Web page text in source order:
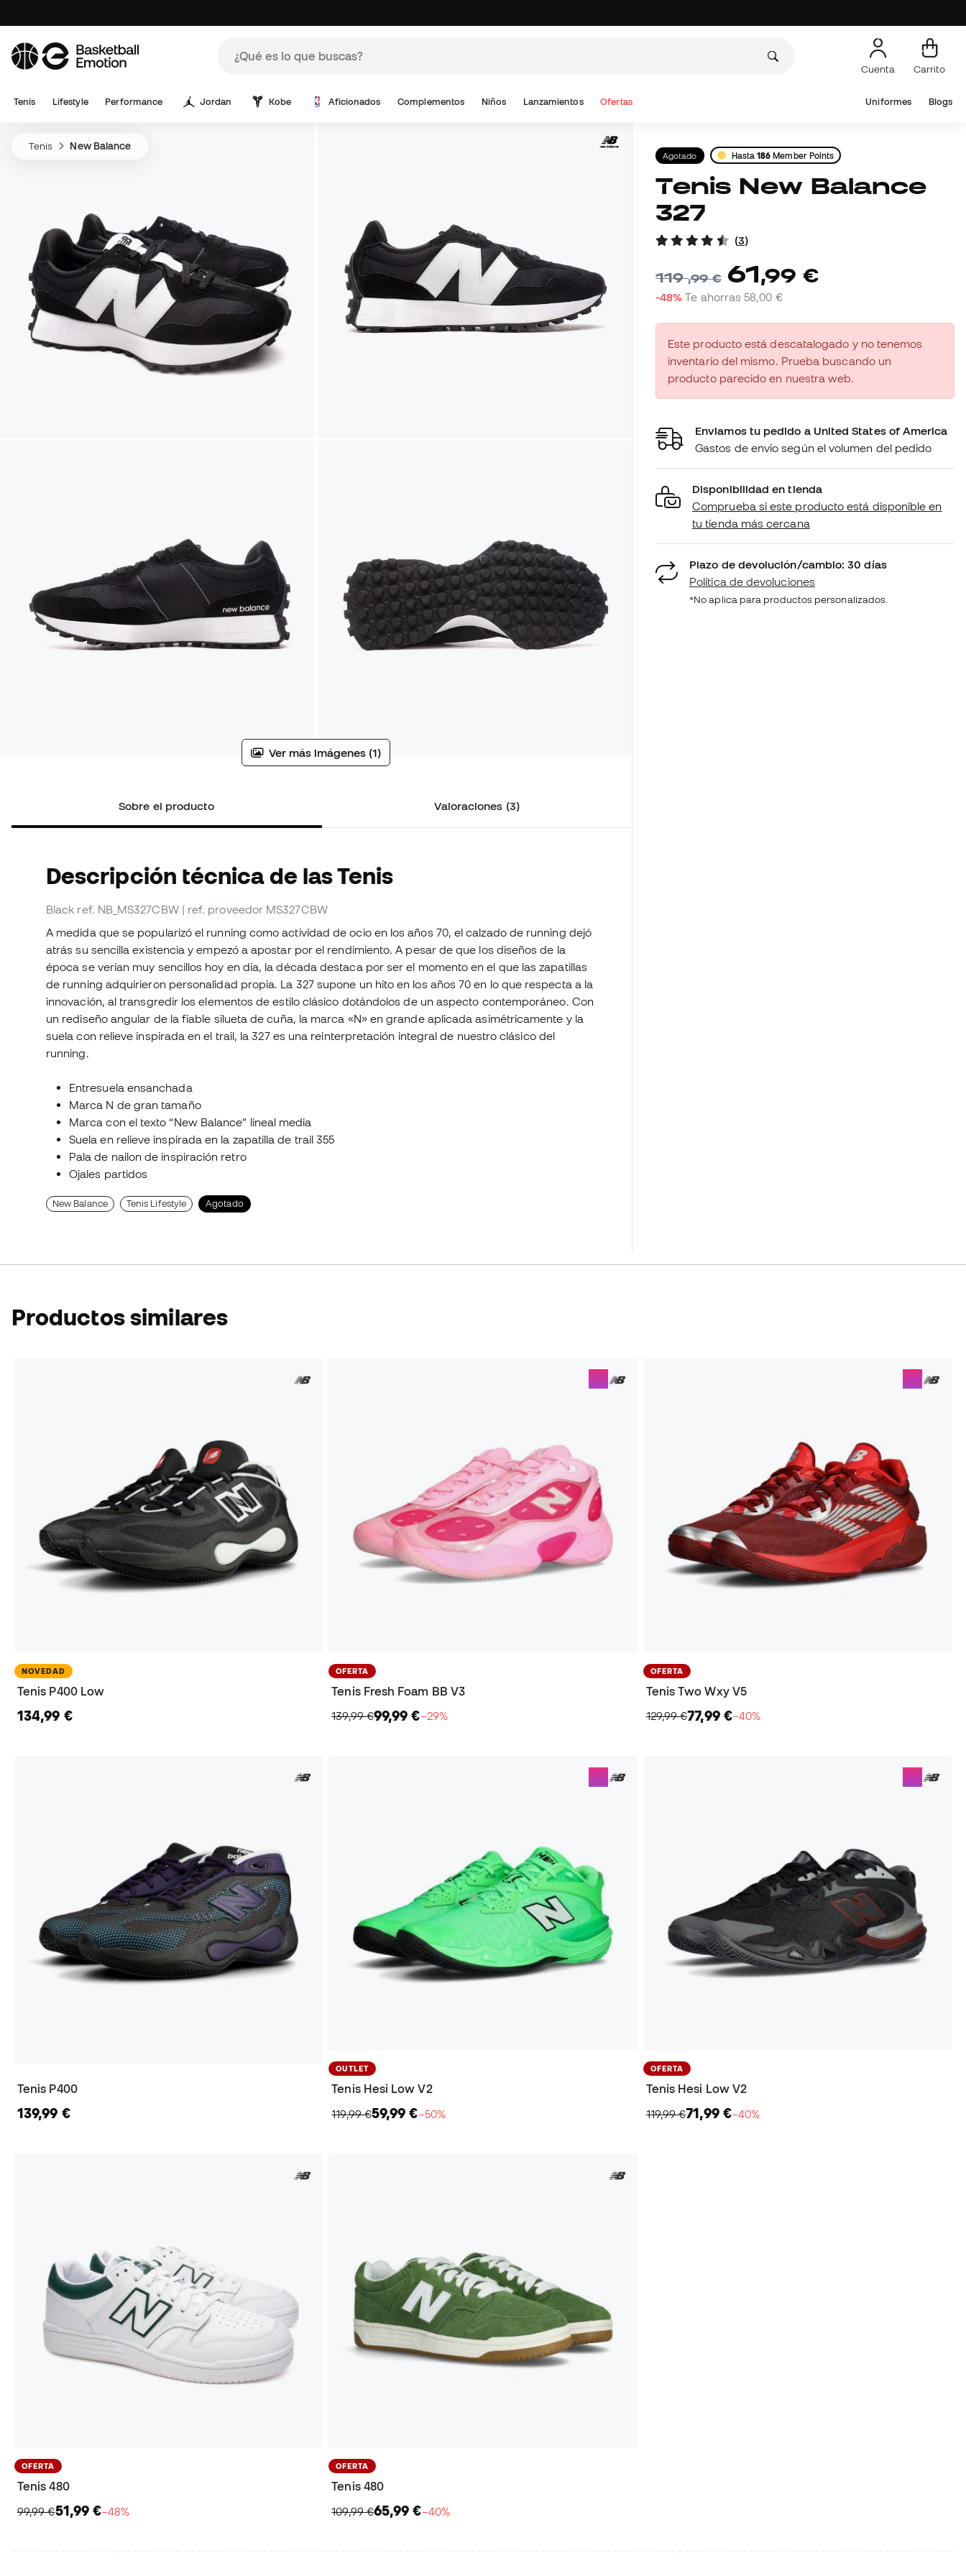
Cuenta Carrito
Tenis Lifestyle Performance Jordan Kobe Aficionados Complementos Niños Lanzamientos Ofertas Uniformes Blogs
Tenis New Balance
Ver más imágenes (1)
Sobre el producto Valoraciones (3)
Descripción técnica de las Tenis
Black ref. NB_MS327CBW | ref. proveedor MS327CBW
A medida que se popularizó el running como actividad de ocio en los años 70, el calzado de running dejó
atrás su sencilla existencia y empezó a apostar por el rendimiento. A pesar de que los diseños de la
época se verían muy sencillos hoy en día, la década destaca por ser el momento en el que las zapatillas
de running adquirieron personalidad propia. La 327 supone un hito en los años 70 en lo que respecta a la
innovación, al transgredir los elementos de estilo clásico dotándolos de un aspecto contemporáneo. Con
un rediseño angular de la fiable silueta de cuña, la marca «N» en grande aplicada asimétricamente y la
suela con relieve inspirada en el trail, la 327 es una reinterpretación integral de nuestro clásico del
running.
Entresuela ensanchada
Marca N de gran tamaño
Marca con el texto “New Balance” lineal media
Suela en relieve inspirada en la zapatilla de trail 355
Pala de nailon de inspiración retro
Ojales partidos
New Balance Tenis Lifestyle Agotado
Agotado Hasta186 Member Points
Tenis New Balance
327
(3)
119,99 € 61,99 €
-48% Te ahorras58,00 €
Este producto está descatalogado y no tenemos
inventario del mismo. Prueba buscando un
producto parecido en nuestra web.
Enviamos tu pedido a United States of America
Gastos de envío según el volumen del pedido
Disponibilidad en tienda
Comprueba si este producto está disponible en
tu tienda más cercana
Plazo de devolución/cambio: 30 días
Política de devoluciones
*No aplica para productos personalizados.
Productos similares
NOVEDAD
Tenis P400 Low
134,99 €
OFERTA
Tenis Fresh Foam BB V3
139,99 €99,99 €−29%
OFERTA
Tenis Two Wxy V5
129,99 €77,99 €−40%
Tenis P400
139,99 €
OUTLET
Tenis Hesi Low V2
119,99 €59,99 €−50%
OFERTA
Tenis Hesi Low V2
119,99 €71,99 €−40%
OFERTA
Tenis 480
99,99 €51,99 €−48%
OFERTA
Tenis 480
109,99 €65,99 €−40%